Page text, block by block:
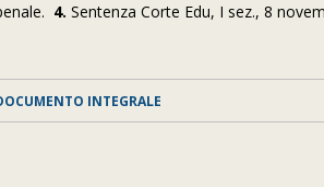
4. Sentenza Corte Edu, I sez., 8
INTEGRALE